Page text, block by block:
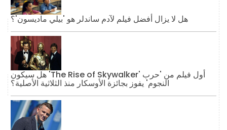
هل لا يزال أفضل فيلم لآدم ساندلر هو 'بيلي ماديسون'؟
هل سيكون 'The Rise of Skywalker' أول فيلم من 'حرب
النجوم' يفوز بجائزة الأوسكار منذ الثلاثية الأصلية؟